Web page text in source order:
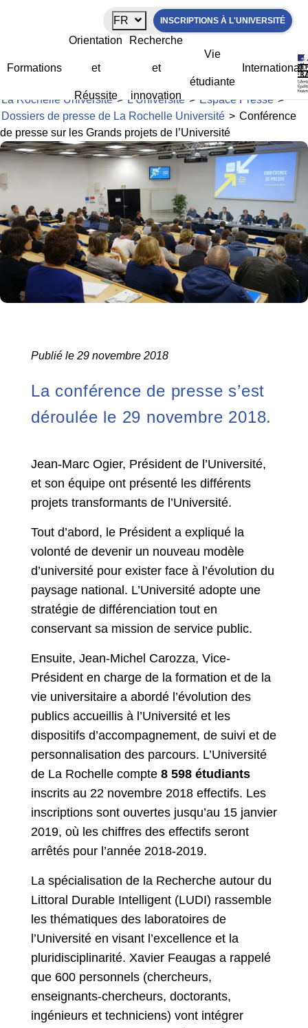
FR INSCRIPTIONS À L'UNIVERSITÉ
Formations
Orientation
et
Réussite
Recherche
et
innovation
Vie
étudiante
International
Conférence de presse sur les Grands
projets de l’Université
La Rochelle Université> L’Université > Espace Presse >
Dossiers de presse de La Rochelle Université > Conférence
de presse sur les Grands projets de l’Université
Publié le 29 novembre 2018
La conférence de presse s’est
déroulée le 29 novembre 2018.
Jean-Marc Ogier, Président de l’Université,
et son équipe ont présenté les différents
projets transformants de l’Université.
Tout d’abord, le Président a expliqué la
volonté de devenir un nouveau modèle
d’université pour exister face à l’évolution du
paysage national. L’Université adopte une
stratégie de différenciation tout en
conservant sa mission de service public.
Ensuite, Jean-Michel Carozza, Vice-
Président en charge de la formation et de la
vie universitaire a abordé l’évolution des
publics accueillis à l’Université et les
dispositifs d’accompagnement, de suivi et de
personnalisation des parcours. L’Université
de La Rochelle compte 8 598 étudiants
inscrits au 22 novembre 2018 effectifs. Les
inscriptions sont ouvertes jusqu’au 15 janvier
2019, où les chiffres des effectifs seront
arrêtés pour l’année 2018-2019.
La spécialisation de la Recherche autour du
Littoral Durable Intelligent (LUDI) rassemble
les thématiques des laboratoires de
l’Université en visant l’excellence et la
pluridisciplinarité. Xavier Feaugas a rappelé
que 600 personnels (chercheurs,
enseignants-chercheurs, doctorants,
ingénieurs et techniciens) vont intégrer
Panneau de gestion des cookies